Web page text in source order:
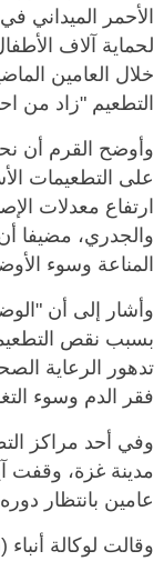
الأحمر الميداني
لحماية آلاف
خلال العامين
التطعيم "زاد من
على التطعيمات
ارتفاع معدلات
والجدري، مضيفا
المناعة وسوء
وأشار إلى أن
بسبب نقص
تدهور الرعاية
فقر الدم وسوء
وفي أحد مراكز
مدينة غزة، وقفت
عامين بانتظار
وقالت لوكالة